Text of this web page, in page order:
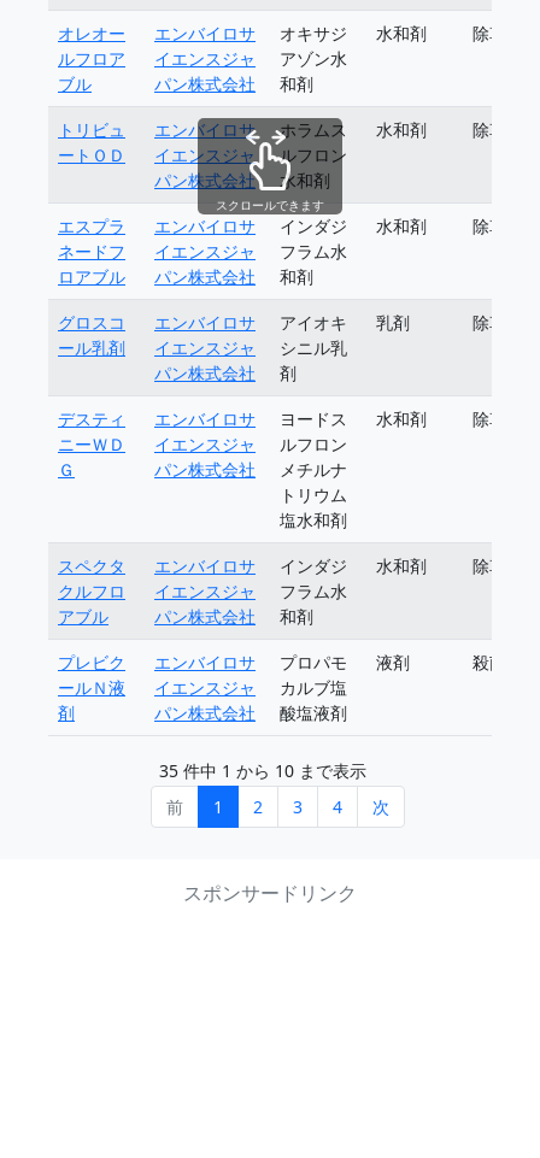
オレオー
ルフロア
ブル
エンバイロサ
イエンスジャ
パン株式会社
オキサジ
アゾン水
和剤
水和剤 除草剤
トリビュ
ートＯＤ
エンバイロサ
イエンスジャ
パン株式会社
ホラムス
ルフロン
水和剤
水和剤 除草剤
エスプラ
ネードフ
ロアブル
エンバイロサ
イエンスジャ
パン株式会社
インダジ
フラム水
和剤
水和剤 除草剤
グロスコ
ール乳剤
エンバイロサ
イエンスジャ
パン株式会社
アイオキ
シニル乳
剤
乳剤 除草剤
デスティ
ニーＷＤ
Ｇ
エンバイロサ
イエンスジャ
パン株式会社
ヨードス
ルフロン
メチルナ
トリウム
塩水和剤
水和剤 除草剤
スペクタ
クルフロ
アブル
エンバイロサ
イエンスジャ
パン株式会社
インダジ
フラム水
和剤
水和剤 除草剤
プレビク
ールＮ液
剤
エンバイロサ
イエンスジャ
パン株式会社
プロパモ
カルブ塩
酸塩液剤
液剤 殺菌剤
35 件中 1 から 10 まで表示
前
1 2 3 4 次
スクロールできます
スポンサードリンク